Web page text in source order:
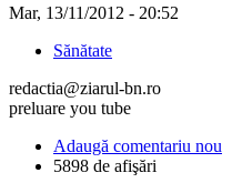
Mar, 13/11/2012 - 20:52
Sănătate
redactia@ziarul-bn.ro
preluare you tube
Adaugă comentariu nou
5898 de afişări